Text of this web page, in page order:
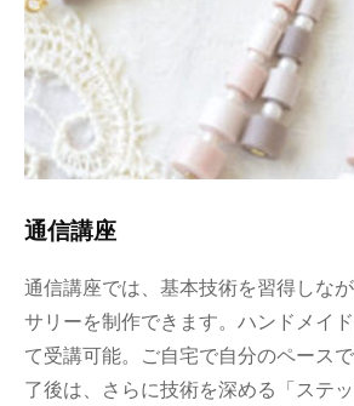
通信講座
通信講座では、基本技術を習得しな
サリーを制作できます。ハンドメイ
て受講可能。ご自宅で自分のペース
了後は、さらに技術を深める「ステ